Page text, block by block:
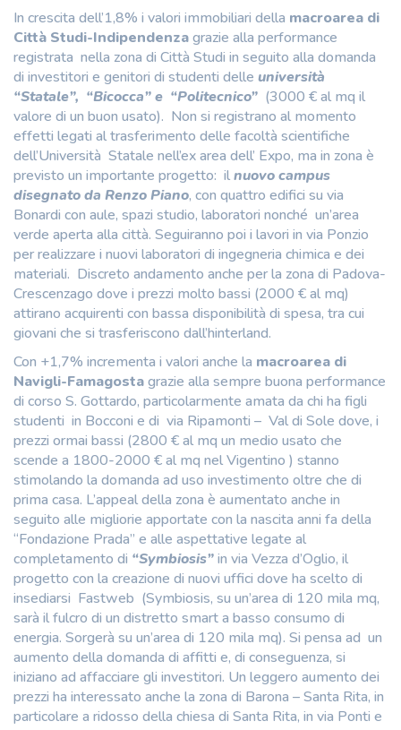
In crescita dell’1,8% i valori immobiliari della macroarea di
Città Studi-Indipendenzagrazie alla performance
registrata nella zona di Città Studi in seguito alla domanda
di investitori e genitori di studenti delle università
“Statale”, “Bicocca” e “Politecnico” (3000 € al mq il
valore di un buon usato). Non si registrano al momento
effetti legati al trasferimento delle facoltà scientifiche
dell’Università Statale nell’ex area dell’ Expo, ma in zona è
previsto un importante progetto: ilnuovo campus
disegnato da Renzo Piano, con quattro edifici su via
Bonardi con aule, spazi studio, laboratori nonché un’area
verde aperta alla città. Seguiranno poi i lavori in via Ponzio
per realizzare i nuovi laboratori di ingegneria chimica e dei
materiali. Discreto andamento anche per la zona di Padova-
Crescenzago dove i prezzi molto bassi (2000 € al mq)
attirano acquirenti con bassa disponibilità di spesa, tra cui
giovani che si trasferiscono dall’hinterland.
Con +1,7% incrementa i valori anche la macroarea di
Navigli-Famagostagrazie alla sempre buona performance
di corso S. Gottardo, particolarmente amata da chi ha figli
studenti in Bocconi e di via Ripamonti – Val di Sole dove, i
prezzi ormai bassi (2800 € al mq un medio usato che
scende a 1800-2000 € al mq nel Vigentino ) stanno
stimolando la domanda ad uso investimento oltre che di
prima casa. L’appeal della zona è aumentato anche in
seguito alle migliorie apportate con la nascita anni fa della
“Fondazione Prada” e alle aspettative legate al
completamento di “Symbiosis”in via Vezza d’Oglio, il
progetto con la creazione di nuovi uffici dove ha scelto di
insediarsi Fastweb (Symbiosis, su un’area di 120 mila mq,
sarà il fulcro di un distretto smart a basso consumo di
energia. Sorgerà su un’area di 120 mila mq). Si pensa ad un
aumento della domanda di affitti e, di conseguenza, si
iniziano ad affacciare gli investitori. Un leggero aumento dei
prezzi ha interessato anche la zona di Barona – Santa Rita, in
particolare a ridosso della chiesa di Santa Rita, in via Ponti e